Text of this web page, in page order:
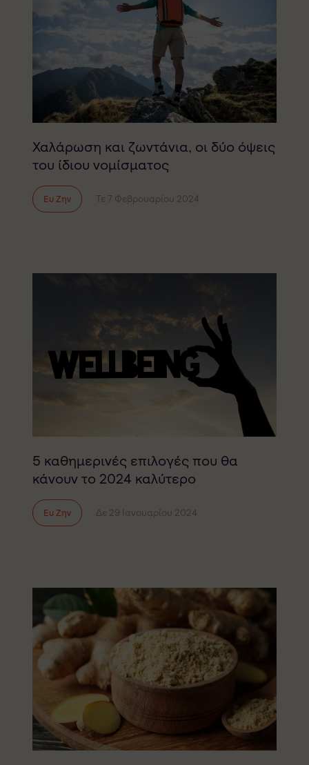
Χαλάρωση και ζωντάνια, οι δύο όψεις
του ίδιου νομίσματος
Ευ Ζην Τε 7 Φεβρουαρίου 2024
5 καθημερινές επιλογές που θα
κάνουν το 2024 καλύτερο
Ευ Ζην Δε 29 Ιανουαρίου 2024